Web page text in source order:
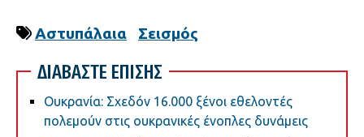
Αστυπάλαια Σεισμός
ΔΙΑΒΑΣΤΕ ΕΠΙΣΗΣ
Ουκρανία: Σχεδόν 16.000 ξένοι εθελοντές
πολεμούν στις ουκρανικές ένοπλες δυνάμεις